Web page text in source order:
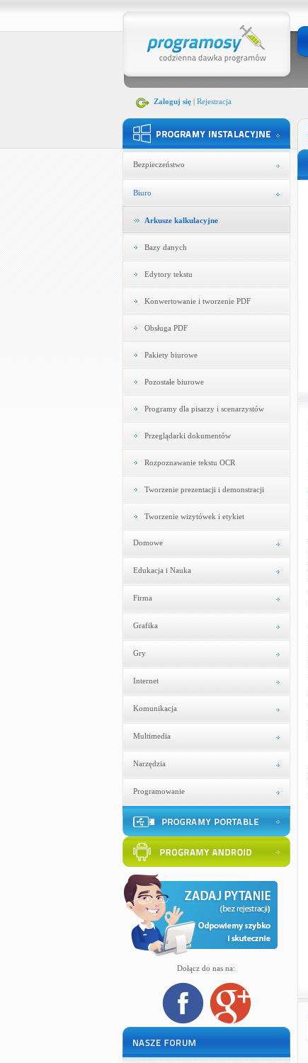
Zaloguj się| Rejestracja
Bezpieczeństwo
Biuro
Arkusze kalkulacyjne
Bazy danych
Edytory tekstu
Konwertowanie i tworzenie PDF
Obsługa PDF
Pakiety biurowe
Pozostałe biurowe
Programy dla pisarzy i scenarzystów
Przeglądarki dokumentów
Rozpoznawanie tekstu OCR
Tworzenie prezentacji i demonstracji
Tworzenie wizytówek i etykiet
Domowe
Edukacja i Nauka
Firma
Grafika
Gry
Internet
Komunikacja
Multimedia
Narzędzia
Programowanie
Dołącz do nas na: